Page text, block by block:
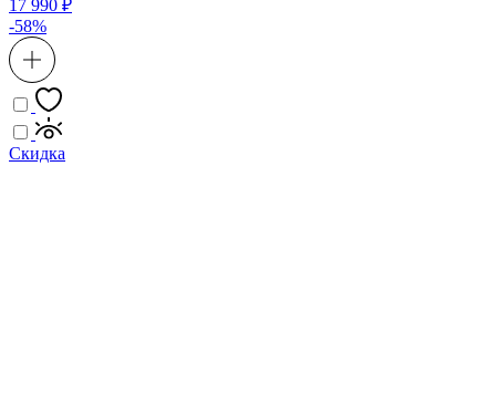
17 990 ₽
-58%
Скидка